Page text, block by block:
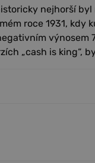
nejhorší byl
roce 1931, kdy
„cash is king“,